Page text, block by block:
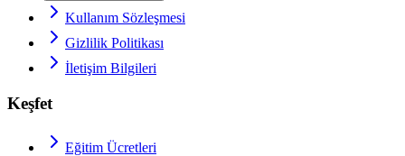
Kullanım Sözleşmesi
Gizlilik Politikası
İletişim Bilgileri
Keşfet
Eğitim Ücretleri